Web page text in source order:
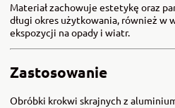
Materiał zachowuje estetykę oraz
długi okres użytkowania, również w
ekspozycji na opady i wiatr.
Zastosowanie
Obróbki krokwi skrajnych z